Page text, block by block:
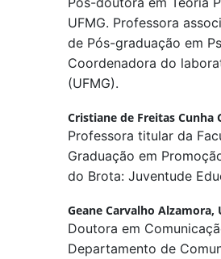
UFMG. Professora
de Pós-graduação em
Coordenadora do
(UFMG).
Cristiane de Freitas Cunha
Professora titular da
Graduação em
do Brota: Juventude
Geane Carvalho Alzamora,
Doutora em
Departamento de